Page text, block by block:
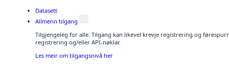
Datasett
Allmenn tilgang
Tilgjengeleg for alle. Tilgang kan likevel krevje registrering og
registrering og/eller API-nøklar.
Les meir om tilgangsnivå her